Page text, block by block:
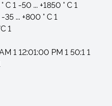
С 1 -50 ... +1850 ° С 1
-35 ... +800 ° С 1
1
1 12:01:00 PM 1 50:1 1